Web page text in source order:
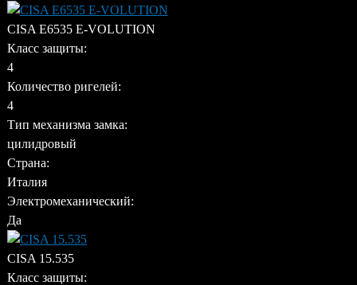
CISA E6535 E-VOLUTION
Класс защиты:
4
Количество ригелей:
4
Тип механизма замка:
цилидровый
Страна:
Италия
Электромеханический:
Да
CISA 15.535
Класс защиты: